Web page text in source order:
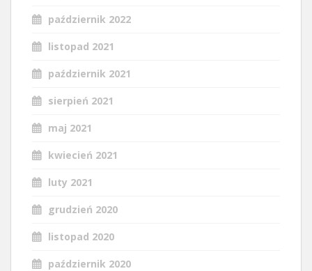
październik 2022
listopad 2021
październik 2021
sierpień 2021
maj 2021
kwiecień 2021
luty 2021
grudzień 2020
listopad 2020
październik 2020